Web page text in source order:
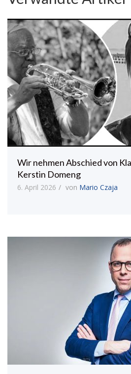
Wir nehmen Abschied von
Kerstin Domeng
6. April 2026 von Mario Czaja